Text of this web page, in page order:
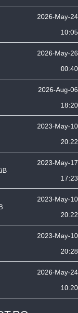
2026-May-24
10:05
2026-May-26
00:40
2026-Aug-06
18:20
2023-May-10
20:22
2023-May-17
17:23
2023-May-10
20:22
2023-May-10
20:28
2026-May-24
10:20